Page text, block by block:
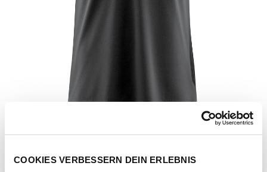
COOKIES VERBESSERN DEIN ERLEBNIS